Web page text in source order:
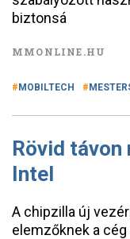
biztonsá
MMONLINE.HU
MOBILTECH
Rövid távon
Intel
A chipzilla új
elemzőknek a